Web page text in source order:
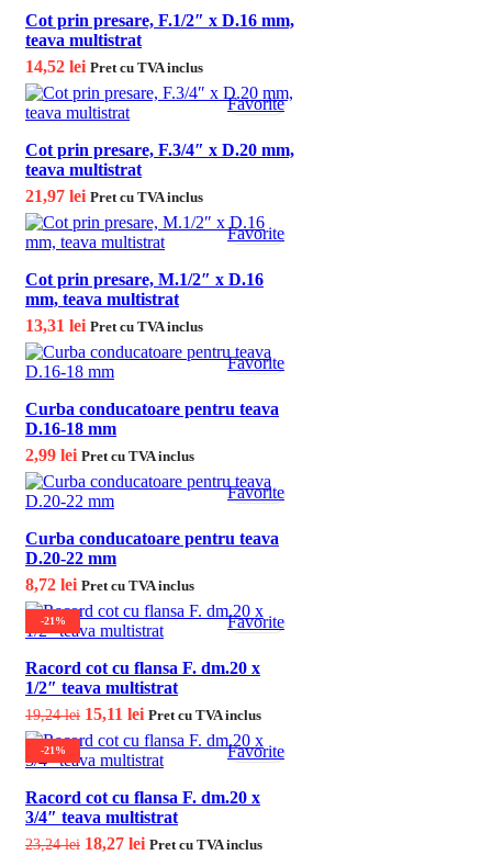
Cot prin presare, F.1/2″ x D.16 mm,
teava multistrat
14,52 lei Pret cu TVA inclus
Favorite
Cot prin presare, F.3/4″ x D.20 mm,
teava multistrat
21,97 lei Pret cu TVA inclus
Favorite
Cot prin presare, M.1/2″ x D.16
mm, teava multistrat
13,31 lei Pret cu TVA inclus
Favorite
Curba conducatoare pentru teava
D.16-18 mm
2,99 lei Pret cu TVA inclus
Favorite
Curba conducatoare pentru teava
D.20-22 mm
8,72 lei Pret cu TVA inclus
-21% Favorite
Racord cot cu flansa F. dm.20 x
1/2″ teava multistrat
19,24lei Prețul inițial a fost: 19,24 lei.
15,11 lei Prețul curent este:
15,11 lei.
Pret cu TVA inclus
-21% Favorite
Racord cot cu flansa F. dm.20 x
3/4″ teava multistrat
23,24lei Prețul inițial a fost: 23,24 lei.
18,27 lei Prețul curent este:
Pret cu TVA inclus